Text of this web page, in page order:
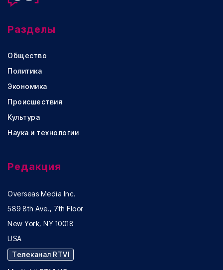
Разделы
Общество
Политика
Экономика
Происшествия
Культура
Наука и технологии
Редакция
Overseas Media Inc.
589 8th Ave., 7th Floor
New York, NY 10018
USA
Телеканал RTVI